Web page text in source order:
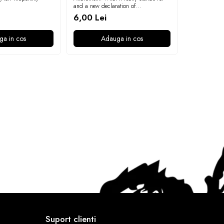
in cos
and a new declaration of
independence (Emma Goldman)
6,00 Lei
Adauga in cos
Suport clienti